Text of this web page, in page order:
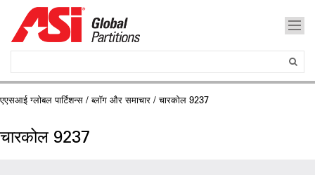
एएसआई ग्लोबल पार्टिशन्स /ब्लॉग और समाचार / चारकोल 9237
चारकोल 9237